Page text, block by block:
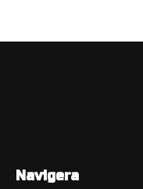
Navigera